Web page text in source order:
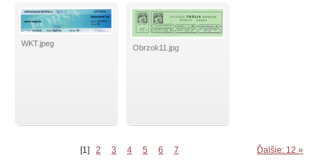
WKT.jpeg Obrzok11.jpg
Ďalšie: 12 »
[1] 2 3 4 5 6 7